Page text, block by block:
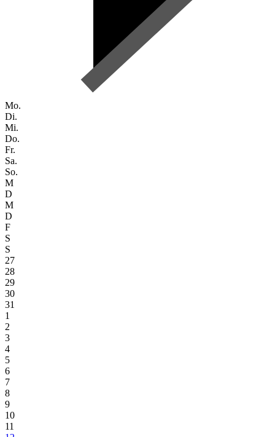
Mo.
Di.
Mi.
Do.
Fr.
Sa.
So.
M
D
M
D
F
S
S
27
28
29
30
31
1
2
3
4
5
6
7
8
9
10
11